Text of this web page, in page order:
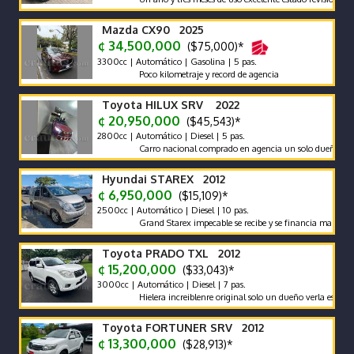
Mazda CX90 2025
¢ 34,500,000 ($75,000)*
3300cc | Automático | Gasolina | 5 pas.
Poco kilometraje y record de agencia
Toyota HILUX SRV 2022
¢ 20,950,000 ($45,543)*
2800cc | Automático | Diesel | 5 pas.
Carro nacional comprado en agencia un solo dueño récord
Hyundai STAREX 2012
¢ 6,950,000 ($15,109)*
2500cc | Automático | Diesel | 10 pas.
Grand Starex impecable se recibe y se financia
Toyota PRADO TXL 2012
¢ 15,200,000 ($33,043)*
3000cc | Automático | Diesel | 7 pas.
Hielera increiblenre original solo un dueño verla es comprarla
Toyota FORTUNER SRV 2012
¢ 13,300,000 ($28,913)*